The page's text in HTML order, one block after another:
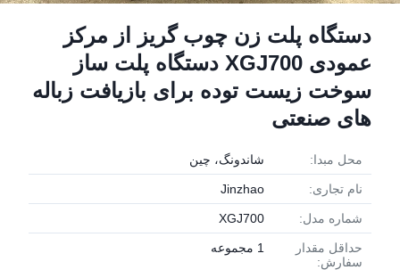
دستگاه پلت زن چوب گریز از مرکز
عمودی XGJ700 دستگاه پلت ساز
سوخت زیست توده برای بازیافت زباله
های صنعتی
محل مبدا: شاندونگ، چین
نام تجاری: Jinzhao
شماره مدل: XGJ700
حداقل مقدار
سفارش:
1 مجموعه